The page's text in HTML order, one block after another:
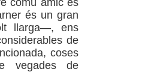
comú amic és
és un gran
llarga—, ens
de
coses
vegades de